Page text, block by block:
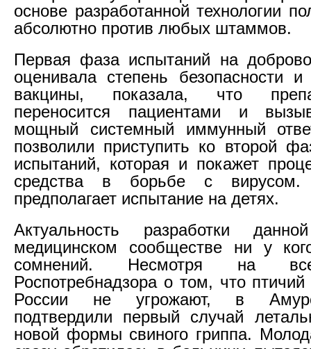
основе разработанной технологии
абсолютно против любых штаммов.
Первая фаза испытаний на
оценивала степень безопасности и
вакцины, показала, что
переносится пациентами и
мощный системный иммунный
позволили приступить ко второй
испытаний, которая и покажет
средства в борьбе с
предполагает испытание на детях.
Актуальность разработки
медицинском сообществе ни у
сомнений. Несмотря на
Роспотребнадзора о том, что
России не угрожают, в
подтвердили первый случай
новой формы свиного гриппа.